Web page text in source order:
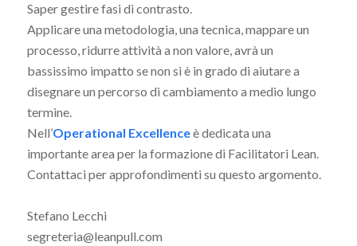
Saper gestire fasi di contrasto.
Applicare una metodologia, una tecnica, mappare un
processo, ridurre attività a non valore, avrà un
bassissimo impatto se non si è in grado di aiutare a
disegnare un percorso di cambiamento a medio lungo
termine.
Nell’Operational Excellenceè dedicata una
importante area per la formazione di Facilitatori Lean.
Contattaci per approfondimenti su questo argomento.
Stefano Lecchi
segreteria@leanpull.com